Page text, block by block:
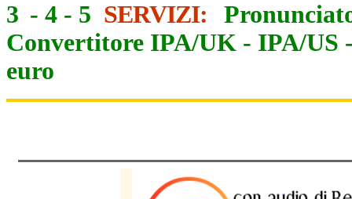
3 - 4 - 5 SERVIZI:
Convertitore IPA/UK - IPA/US
euro